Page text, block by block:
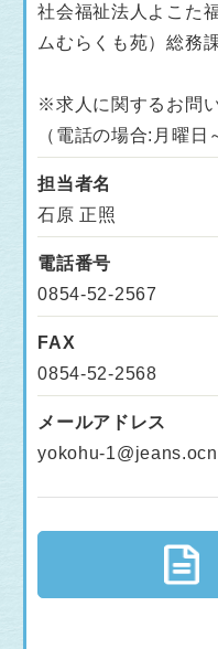
社会福祉法人よこた
ムむらくも苑）総務
※求人に関するお問
（電話の場合:月曜日
担当者名
石原 正照
電話番号
0854-52-2567
FAX
0854-52-2568
メールアドレス
yokohu-